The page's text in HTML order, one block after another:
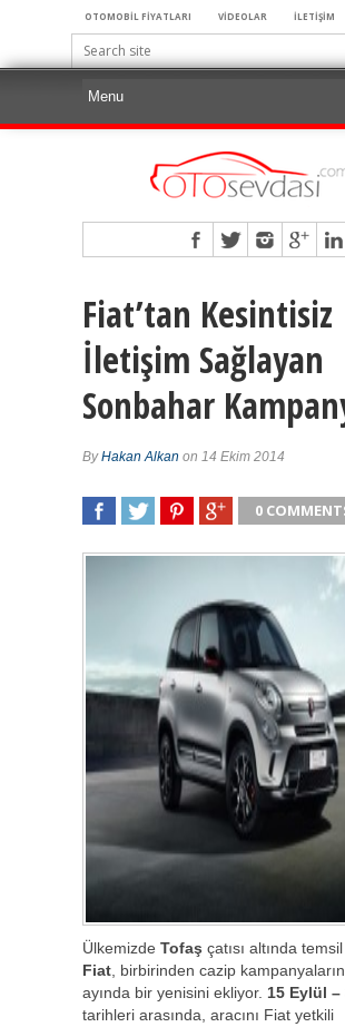
OTOMOBİL FİYATLARI VİDEOLAR İLETİŞİM
Fiat’tan Kesintisiz
İletişim Sağlayan
Sonbahar
ByHakan Alkan on 14 Ekim 2014
0
Ülkemizde Tofaş çatısı altında
Fiat , birbirinden cazip
ayında bir yenisini ekliyor. 15 Eylül –
tarihleri arasında, aracını Fiat yetkili